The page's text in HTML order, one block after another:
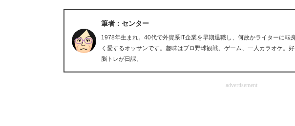
筆者：センター
1978年生まれ。40代で外資系IT企業を早期退職し、何故かライターに転
く愛するオッサンです。趣味はプロ野球観戦、ゲーム、一人カラオケ。
脳トレが日課。
advertisement